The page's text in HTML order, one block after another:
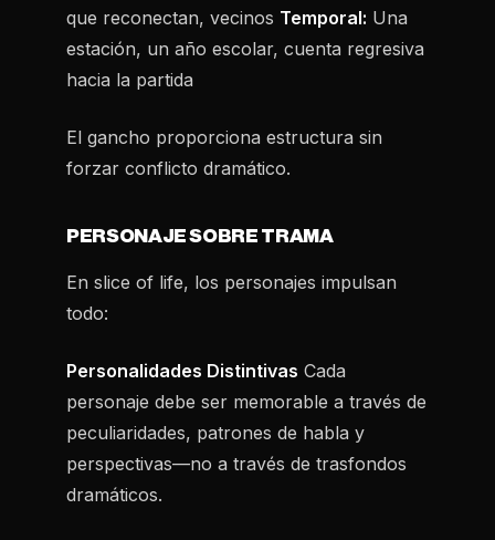
que reconectan, vecinos Temporal: Una
estación, un año escolar, cuenta regresiva
hacia la partida
El gancho proporciona estructura sin
forzar conflicto dramático.
PERSONAJE SOBRE TRAMA
En slice of life, los personajes impulsan
todo:
Personalidades Distintivas Cada
personaje debe ser memorable a través de
peculiaridades, patrones de habla y
perspectivas—no a través de trasfondos
dramáticos.